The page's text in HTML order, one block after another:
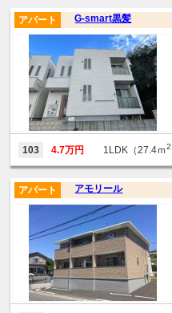
G-smart黒髪
アパート
103 4.7万円 1LDK（27.4ｍ2
アモリール
アパート